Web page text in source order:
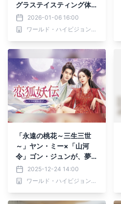
グラステイスティング体験
「シャイニングタイム-週
末 大人の趣味時間-」1月8
日（木）夕方6時30分～ B
放送
2026-01-06 16:00
ワールド・ハイビジョン・チャンネル株式会社
「永遠の桃花～三生三世
～」ヤン・ミー×「山河
令」ゴン・ジュンが、夢の
共演！ 中国ドラマ「恋狐
妖伝（れんこようでん）～
ファースト・ラブ～」 26
2025-12-24 14:00
ワールド・ハイビジョン・チャンネル株式会社